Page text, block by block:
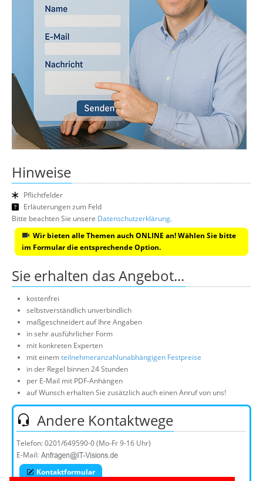
Hinweise
Pflichtfelder
Erläuterungen zum Feld
Bitte beachten Sie unsere Datenschutzerklärung.
Wir bieten alle Themen auch ONLINE an! Wählen Sie bitte
im Formular die entsprechende Option.
Sie erhalten das Angebot...
kostenfrei
selbstverständlich unverbindlich
maßgeschneidert auf Ihre Angaben
in sehr ausführlicher Form
mit konkreten Experten
mit einemteilnehmeranzahlunabhängigen Festpreise
in der Regel binnen 24 Stunden
per E-Mail mit PDF-Anhängen
auf Wunsch erhalten Sie zusätzlich auch einen Anruf von uns!
Andere Kontaktwege
Telefon:0201/649590-0(Mo-Fr 9-16 Uhr)
E-Mail:
Kontaktformular